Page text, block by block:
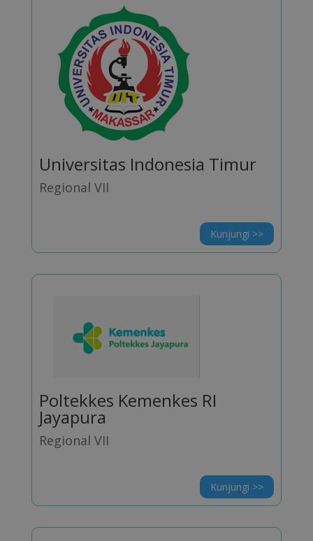
Universitas Indonesia Timur
Regional VII
Kunjungi >>
Poltekkes Kemenkes RI
Jayapura
Regional VII
Kunjungi >>